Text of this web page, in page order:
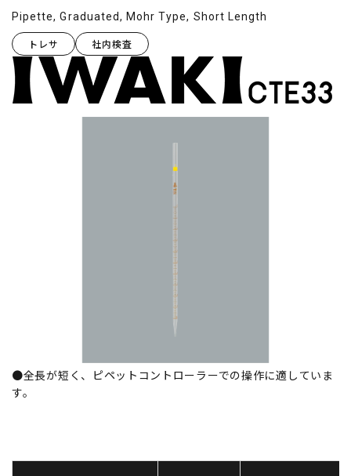
Pipette, Graduated, Mohr Type, Short Length
トレサ 社内検査
●全長が短く、ピペットコントローラーでの操作に適していま
す。